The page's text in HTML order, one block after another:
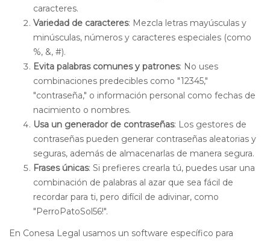
caracteres.
Variedad de caracteres: Mezcla letras mayúsculas y
minúsculas, números y caracteres especiales (como
%, &, #).
Evita palabras comunes y patrones: No uses
combinaciones predecibles como "12345,"
"contraseña," o información personal como fechas de
nacimiento o nombres.
Usa un generador de contraseñas: Los gestores de
contraseñas pueden generar contraseñas aleatorias y
seguras, además de almacenarlas de manera segura.
Frases únicas: Si prefieres crearla tú, puedes usar una
combinación de palabras al azar que sea fácil de
recordar para ti, pero difícil de adivinar, como
"PerroPatoSol56!".
En Conesa Legal usamos un software específico para